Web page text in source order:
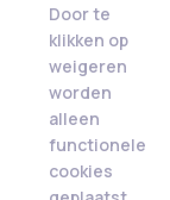
Door te
klikken op
weigeren
worden
alleen
functionele
cookies